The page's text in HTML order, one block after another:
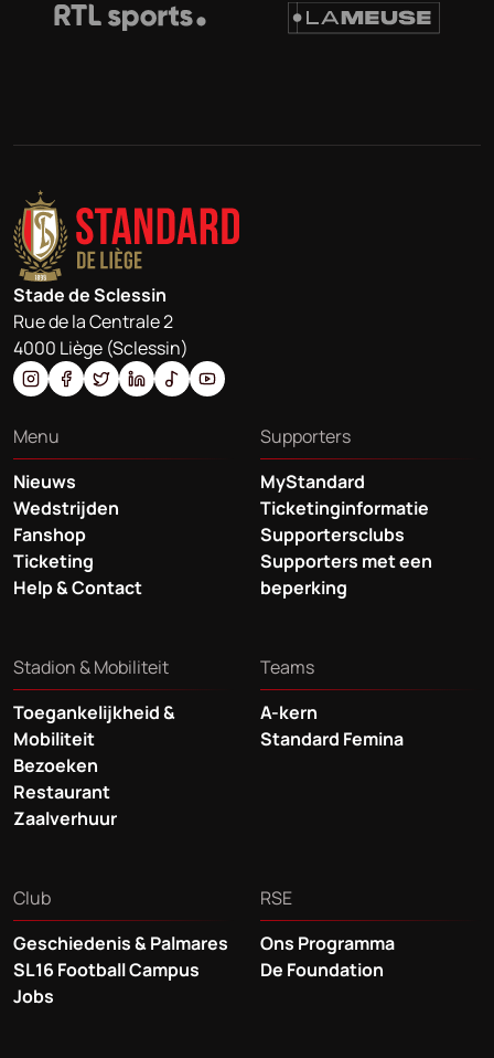
Stade de Sclessin
Rue de la Centrale 2
4000 Liège (Sclessin)
Menu
Nieuws
Wedstrijden
Fanshop
Ticketing
Help & Contact
Supporters
MyStandard
Ticketinginformatie
Supportersclubs
Supporters met een
beperking
Stadion & Mobiliteit
Toegankelijkheid &
Mobiliteit
Bezoeken
Restaurant
Zaalverhuur
Teams
A-kern
Standard Femina
Club
Geschiedenis & Palmares
SL16 Football Campus
Jobs
RSE
Ons Programma
De Foundation